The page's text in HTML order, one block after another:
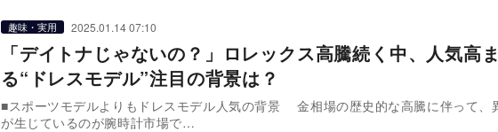
趣味・実用 2025.01.14 07:10
「デイトナじゃないの？」ロレックス高騰続く中、人気高ま
る“ドレスモデル”注目の背景は？
■スポーツモデルよりもドレスモデル人気の背景 金相場の歴史的な高騰に伴って、異変
が生じているのが腕時計市場で…